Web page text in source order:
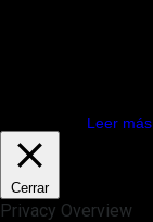
Leer más
Cerrar
Privacy Overview